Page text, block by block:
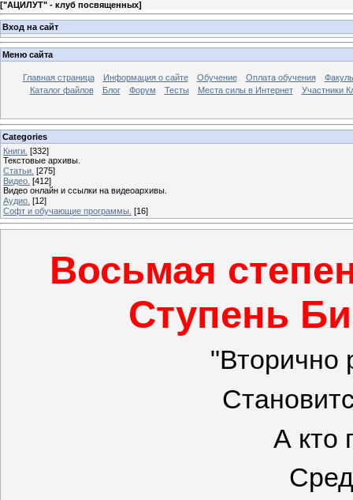
["АЦИЛУТ" - клуб посвященных]
Вход на сайт
Меню сайта
Главная страница Информация о сайте Обучение Оплата обучения
Каталог файлов
Блог Форум Тесты Места силы в Интернет Участники
Categories
Книги. [332]
Текстовые архивы.
Статьи. [275]
Видео. [412]
Видео онлайн и ссылки на видеоархивы.
Аудио. [12]
Софт и обучающие программы. [16]
Восьмая
Ступень
"Вторично
А кто